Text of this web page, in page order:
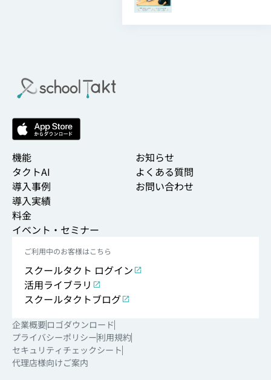
機能
タクトAI
導入事例
導入実績
料金
イベント・セミナー
お知らせ
よくある質問
お問い合わせ
ご利用中のお客様はこちら
スクールタクト ログイン
活用ライブラリ
スクールタクトブログ
企業概要ロゴダウンロード
プライバシーポリシー利用規約
セキュリティチェックシート
代理店様向けご案内